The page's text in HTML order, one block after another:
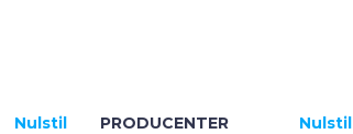
Nulstil PRODUCENTER Nulstil